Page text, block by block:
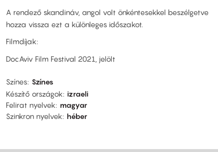
A rendező skandináv, angol volt önkéntesekkel beszélgetve
hozza vissza ezt a különleges időszakot.
Filmdíjak:
DocAviv Film Festival 2021, jelölt
Színes Színes
Készítő országok
izraeli
Felirat nyelvek
magyar
Szinkron nyelvek
héber